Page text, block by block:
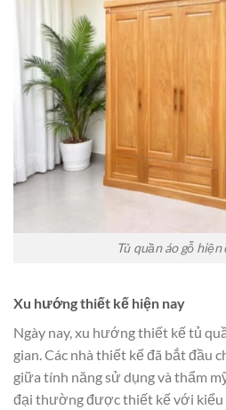
Tủ quần áo gỗ
Xu hướng thiết kế hiện nay
Ngày nay, xu hướng thiết kế tủ
gian. Các nhà thiết kế đã bắt đầu
giữa tính năng sử dụng và thẩm
đại thường được thiết kế với kiểu